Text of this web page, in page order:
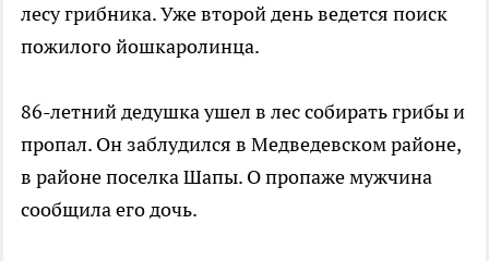
лесу грибника. Уже второй день ведется поиск
пожилого йошкаролинца.
86-летний дедушка ушел в лес собирать грибы и
пропал. Он заблудился в Медведевском районе,
в районе поселка Шапы. О пропаже мужчина
сообщила его дочь.